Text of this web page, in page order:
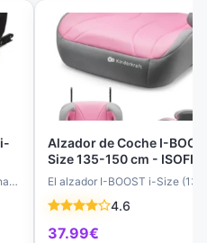
Alzador de Coche I-
Size 135-150 cm - ISOFIX,
Ergonómico, Espuma
Cómoda, Fácil
Rosa - Para Niños 9-12
El alzador I-BOOST i-Size
para niños de 9 a…
4.6
37.99€